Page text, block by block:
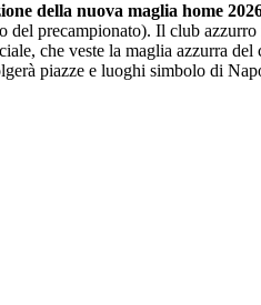
della nuova maglia home
del precampionato). Il club
che veste la maglia azzurra del
piazze e luoghi simbolo di